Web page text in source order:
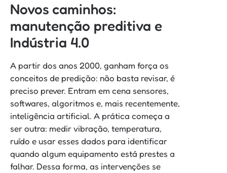
Novos caminhos:
manutenção preditiva e
Indústria 4.0
A partir dos anos 2000, ganham força os
conceitos de predição: não basta revisar, é
preciso prever. Entram em cena sensores,
softwares, algoritmos e, mais recentemente,
inteligência artificial. A prática começa a
ser outra: medir vibração, temperatura,
ruído e usar esses dados para identificar
quando algum equipamento está prestes a
falhar. Dessa forma, as intervenções se